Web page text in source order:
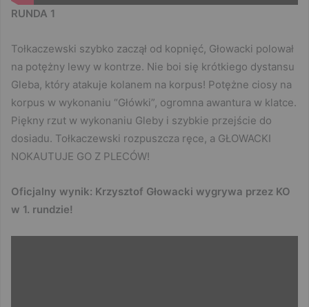
RUNDA 1
Tołkaczewski szybko zaczął od kopnięć, Głowacki polował
na potężny lewy w kontrze. Nie boi się krótkiego dystansu
Gleba, który atakuje kolanem na korpus! Potężne ciosy na
korpus w wykonaniu “Główki”, ogromna awantura w klatce.
Piękny rzut w wykonaniu Gleby i szybkie przejście do
dosiadu. Tołkaczewski rozpuszcza ręce, a GŁOWACKI
NOKAUTUJE GO Z PLECÓW!
Oficjalny wynik: Krzysztof Głowacki wygrywa przez KO
w 1. rundzie!